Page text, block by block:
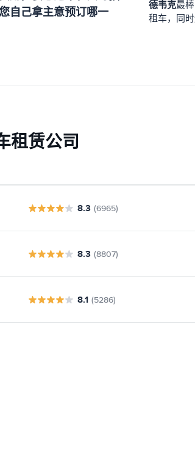
自己拿主意预订哪一
德韦克最
租车，同
租赁公司
8.3 (6965)
8.3 (8807)
8.1 (5286)